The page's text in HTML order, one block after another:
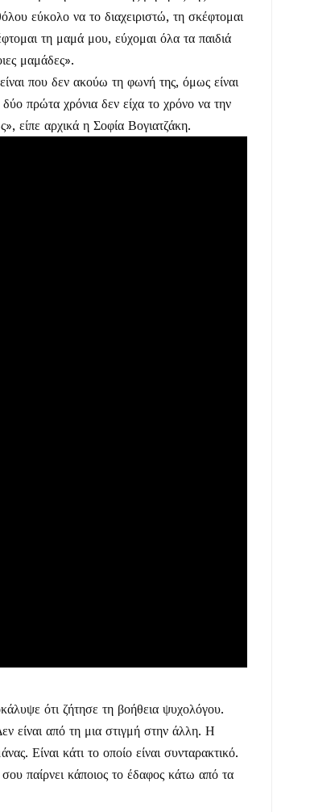
εύκολο να το διαχειριστώ, τη σκέφτομαι
τη μαμά μου, εύχομαι όλα τα παιδιά
μαμάδες».
που δεν ακούω τη φωνή της, όμως είναι
πρώτα χρόνια δεν είχα το χρόνο να την
είπε αρχικά η Σοφία Βογιατζάκη.
ότι ζήτησε τη βοήθεια ψυχολόγου.
είναι από τη μια στιγμή στην άλλη. Η
Είναι κάτι το οποίο είναι συνταρακτικό.
παίρνει κάποιος το έδαφος κάτω από τα